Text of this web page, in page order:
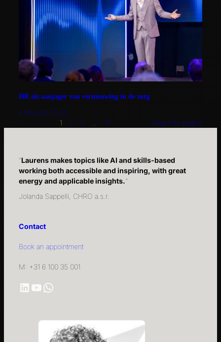
HR als aanjager van vernieuwing in de zorg
4 februari 2026
1
2 3 15 Volgende pagina
“Laurens makes topics like AI and skills-based
working both accessible and inspiring, with great
energy and applicable insights.“
Jolanda Sappelli, CHRO a.s.r.
Contact
Book an appointment
M: +31 6 100 35 001
LinkedIn YouTube WhatsApp